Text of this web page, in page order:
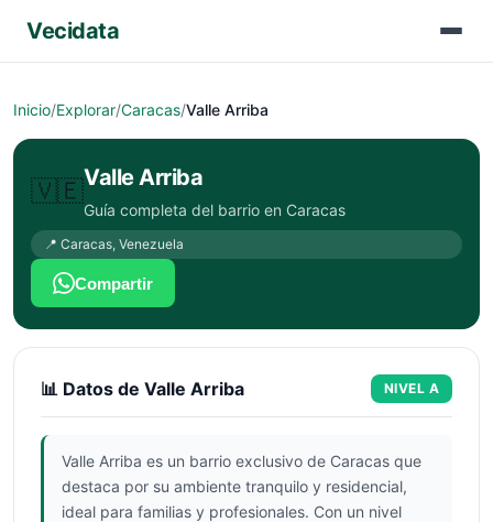
Vecidata
Inicio/Explorar/Caracas/Valle Arriba
🇻🇪Valle Arriba
Guía completa del barrio en Caracas
📍 Caracas, Venezuela
Compartir
📊 Datos de Valle Arriba NIVEL A
Valle Arriba es un barrio exclusivo de Caracas que
destaca por su ambiente tranquilo y residencial,
ideal para familias y profesionales. Con un nivel